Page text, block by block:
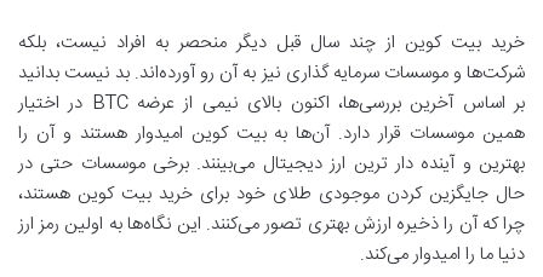
خرید بیت کوین از چند سال قبل دیگر منحصر به افراد نیست، بلکه
شرکت‌ها و موسسات سرمایه گذاری نیز به آن رو آورده‌اند. بد نیست بدانید
بر اساس آخرین بررسی‌ها، اکنون بالای نیمی از عرضه BTC در اختیار
همین موسسات قرار دارد. آن‌ها به بیت کوین امیدوار هستند و آن را
بهترین و آینده دار ترین ارز دیجیتال می‌بینند. برخی موسسات حتی در
حال جایگزین کردن موجودی طلای خود برای خرید بیت کوین هستند،
چرا که آن را ذخیره ارزش بهتری تصور می‌کنند. این نگاه‌ها به اولین رمز ارز
دنیا ما را امیدوار می‌کند.